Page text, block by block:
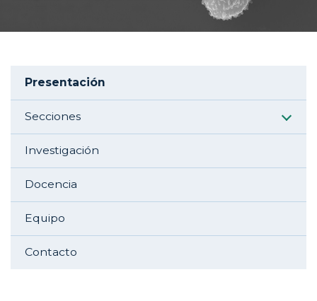
Aside navigation
Presentación
Secciones
Investigación
Docencia
Equipo
Contacto